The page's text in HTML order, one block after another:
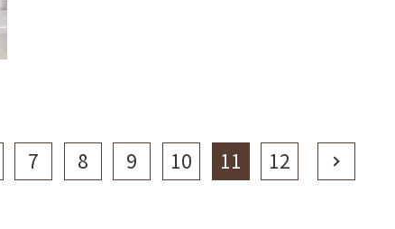
7 8 9 10 11 12 Next